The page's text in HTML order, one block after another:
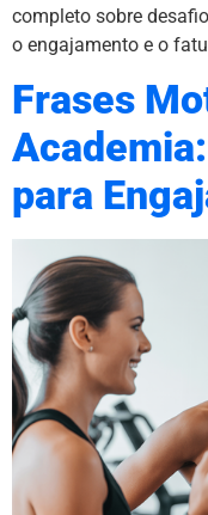
completo sobre
o engajamento e o
Frases
para